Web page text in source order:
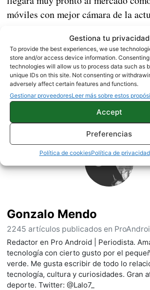
Gestiona tu privacidad
To provide the best experiences, we use
store and/or access device information.
technologies will allow us to process data such as
unique IDs on this site. Not consenting or
adversely affect certain features and functions.
Gestionar proveedoresLeer más sobre estos
Accept
Preferencias
Política de cookiesPolítica de privacidad
móviles con mejor cámara de la
SLASHLEAKS
MÓVILES CHINOS NOTICIAS
Gonzalo Mendo
2245 artículos publicados en
Redactor en Pro Android | Periodista.
tecnología con cierto gusto por el
verde. Me gusta escribir de todo lo
tecnología, cultura y curiosidades. Gran
deporte. Twitter: @Lalo7_